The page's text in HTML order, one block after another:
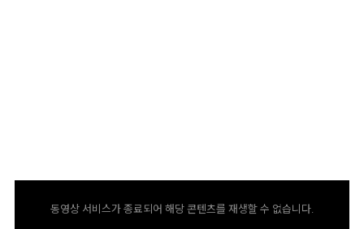
동영상 서비스가 종료되어 해당 콘텐츠를 재생할 수 없습니다.